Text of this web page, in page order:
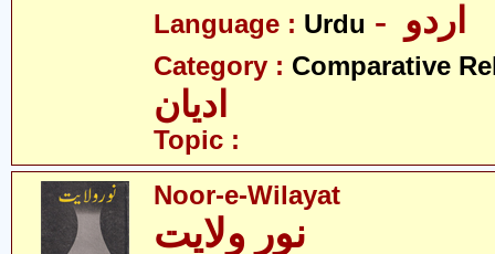
Language : Urdu
Category : Comparative
ادیان
Topic :
Noor-e-Wilayat